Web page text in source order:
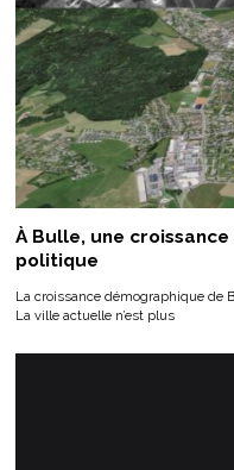
À Bulle, une
politique
La croissance démographique de
La ville actuelle n’est plus